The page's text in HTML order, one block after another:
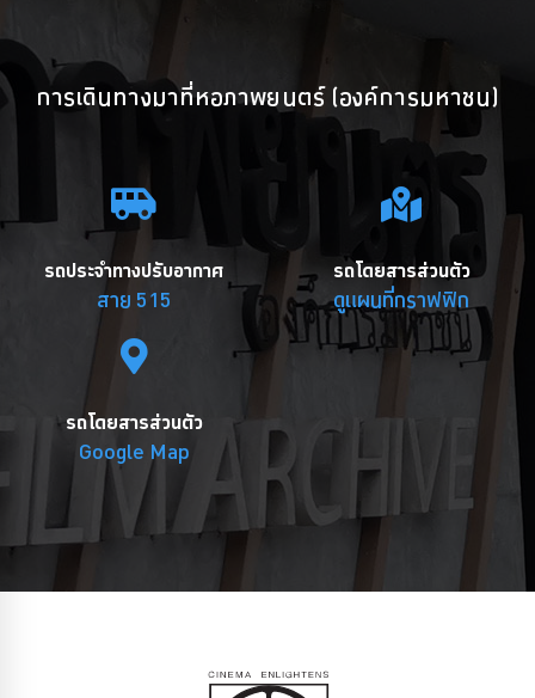
การเดินทางมาที่หอภาพยนตร์ (องค์การมหาชน)
รถประจำทางปรับอากาศ
สาย 515
รถโดยสารส่วนตัว
ดูแผนที่กราฟฟิก
รถโดยสารส่วนตัว
Google Map